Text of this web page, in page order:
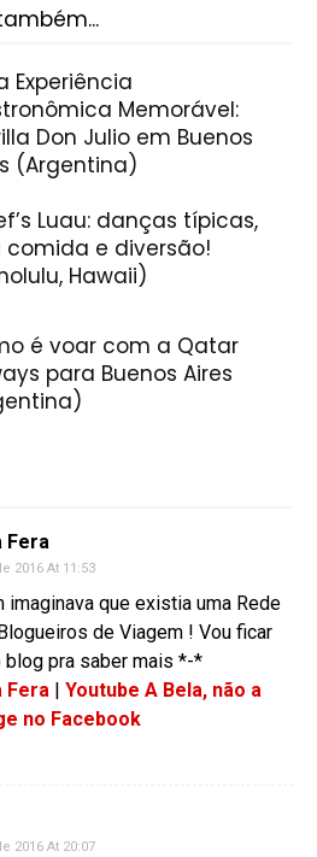
Experiência
Memorável:
Don Julio em Buenos
(Argentina)
Luau: danças típicas,
comida e diversão!
Hawaii)
é voar com a Qatar
para Buenos Aires
Fera
2016 At 11:53
imaginava que existia uma Rede
de Viagem ! Vou ficar
blog pra saber mais *-*
Fera
Youtube A Bela, não a
no Facebook
2016 At 20:07